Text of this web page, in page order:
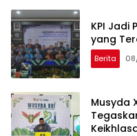
KPI Jadi
yang
Berita
Musyda